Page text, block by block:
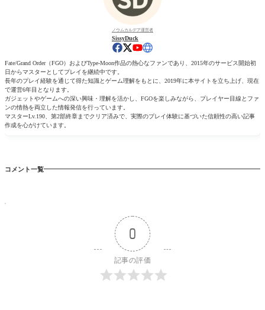
ノウムカルデア運営者
SissyDuck
Fate/Grand Order（FGO）およびType-Moon作品の熱心なファンであり、2015年のサービス開始初
日からマスターとしてプレイを継続中です。
長年のプレイ経験を通じて得た知識とゲーム理解をもとに、2019年に本サイトを立ち上げ、現在
で運営6年目となります。
ガジェットやゲームへの深い興味・理解を活かし、FGOを楽しみながら、プレイヤー目線とファ
ンの情熱を両立した情報発信を行っています。
マスターLv.190、第2部終章までクリア済みで、実際のプレイ体験に基づいた信頼性の高い記事
作成を心がけています。
コメント一覧
0
記事の評価